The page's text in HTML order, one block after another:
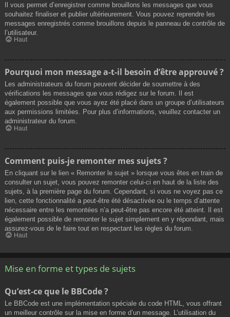
Il vous permet d’enregistrer comme brouillons les messages que vous
souhaitez finaliser et publier ultérieurement. Vous pouvez reprendre les
messages enregistrés comme brouillons depuis le panneau de contrôle de
l’utilisateur.
Haut
Pourquoi mon message a-t-il besoin d’être approuvé ?
Les administrateurs du forum peuvent décider de soumettre à des
vérifications les messages que vous rédigez sur le forum. Il est
également possible que vous ayez été placé dans un groupe d’utilisateurs
aux permissions limitées. Pour plus d’informations, veuillez contacter un
administrateur du forum.
Haut
Comment puis-je remonter mes sujets ?
En cliquant sur le lien « Remonter le sujet » lorsque vous êtes en train de
consulter un sujet, vous pouvez remonter celui-ci en haut de la liste des
sujets, à la première page du forum. Cependant, si vous ne voyez pas ce
lien, cette fonctionnalité a peut-être été désactivée ou le temps d’attente
nécessaire entre les remontées n’a peut-être pas encore été atteint. Il est
également possible de remonter le sujet simplement en y répondant, mais
assurez-vous de le faire tout en respectant les règles du forum.
Haut
Mise en forme et types de sujets
Qu’est-ce que le BBCode ?
Le BBCode est une implémentation spéciale du code HTML, vous offrant
un meilleur contrôle sur la mise en forme d’un message. L’utilisation du